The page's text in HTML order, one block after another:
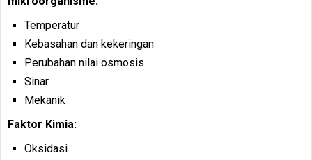
Temperatur
Kebasahan dan kekeringan
Perubahan nilai osmosis
Sinar
Mekanik
Faktor Kimia:
Oksidasi